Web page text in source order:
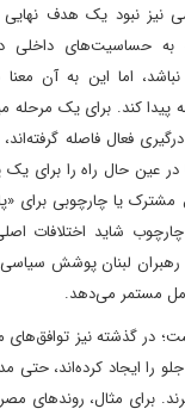
نیز نبود یک هدف
حساسیت‌های داخلی
نباشد، اما این به آن
پیدا کند. برای یک مرحله
فعال فاصله
در عین حال راه را برای یک
مشترک یا چارچوبی برای
شاید اختلافات
لبنان پوشش سیاسی
مستمر می‌دهد.
در گذشته نیز توافق‌های
را ایجاد کرده‌اند، حتی
برای مثال، روندهای